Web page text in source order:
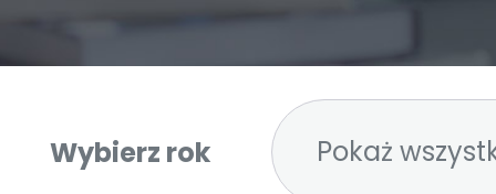
Wybierz rok Pokaż